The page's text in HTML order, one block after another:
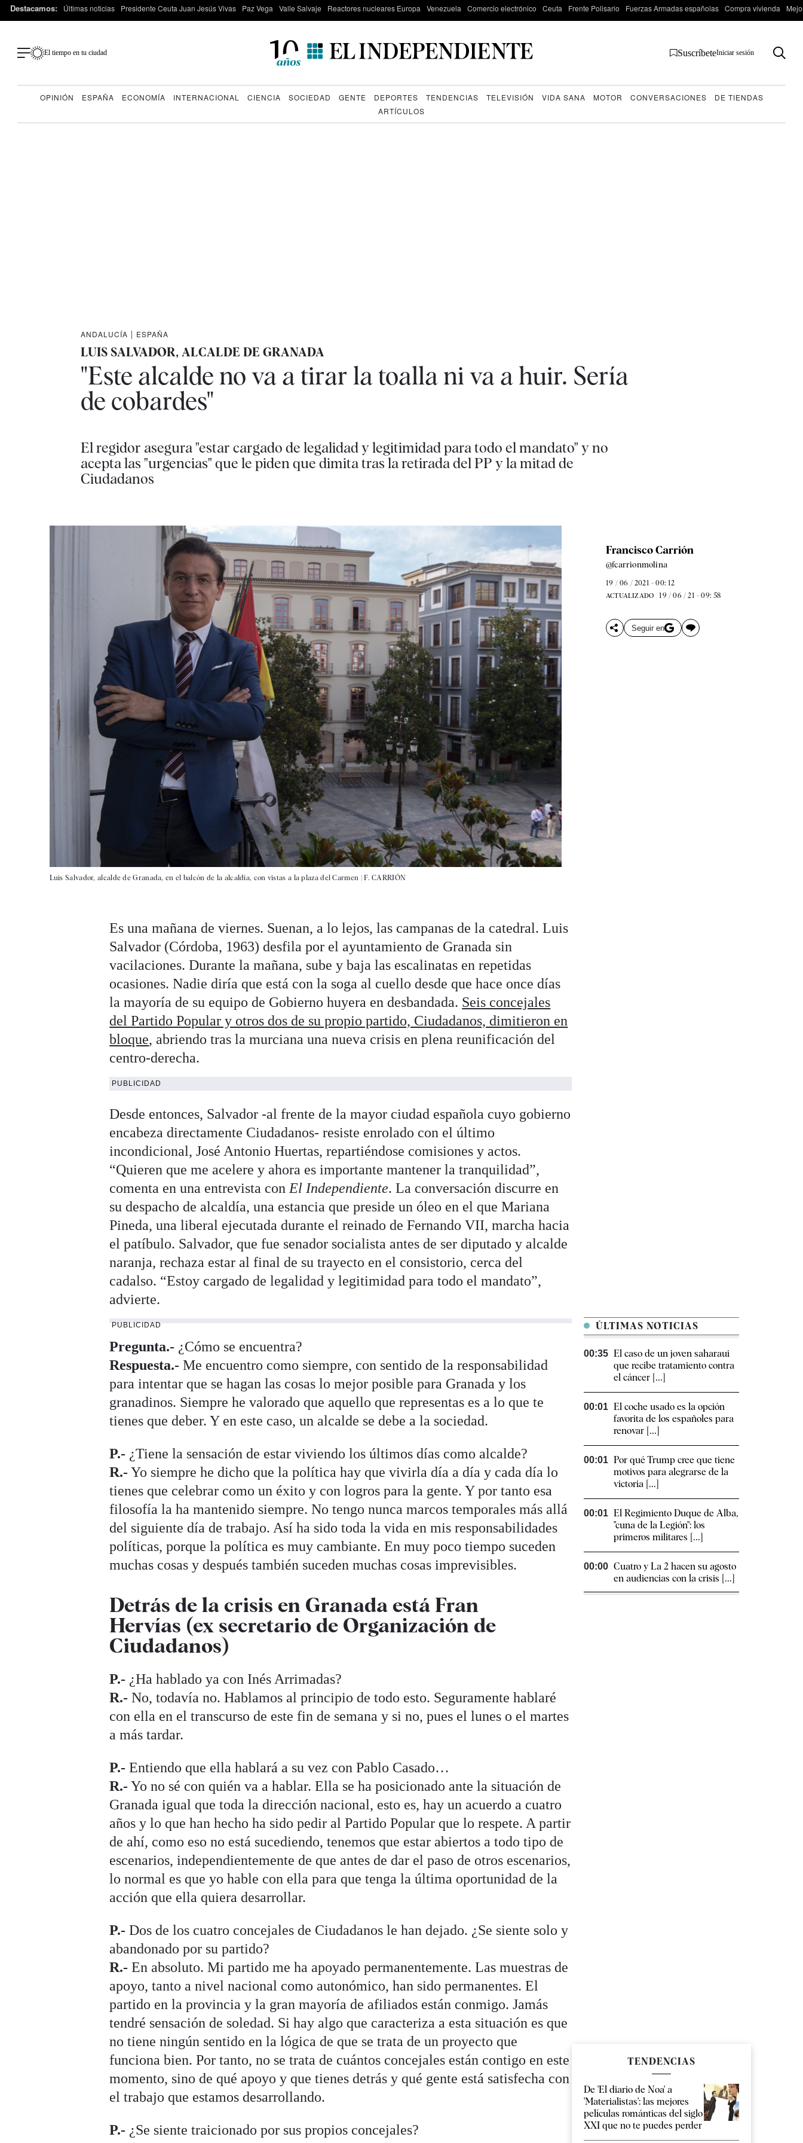
Destacamos: Últimas noticias Presidente Ceuta Juan Jesús Vivas Paz Vega Valle Salvaje Reactores nucleares Europa Venezuela Comercio electrónico Ceuta Frente Polisario Fuerzas Armadas españolas Compra vivienda
El tiempo en tu ciudad SuscríbeteIniciar sesión
OPINIÓN ESPAÑA ECONOMÍA INTERNACIONAL CIENCIA SOCIEDAD GENTE DEPORTES TENDENCIAS TELEVISIÓN VIDA SANA MOTOR CONVERSACIONES
DE TIENDAS
ARTÍCULOS
ANDALUCÍA | ESPAÑA
LUIS SALVADOR, ALCALDE DE GRANADA
"Este alcalde no va a tirar la toalla ni va a huir. Sería
de cobardes"
El regidor asegura "estar cargado de legalidad y legitimidad para todo el mandato" y no
acepta las "urgencias" que le piden que dimita tras la retirada del PP y la mitad de
Ciudadanos
Luis Salvador, alcalde de Granada, en el balcón de la alcaldía, con vistas a la plaza del Carmen |F. CARRIÓN
Francisco Carrión
@fcarrionmolina
19 / 06 / 2021 - 00: 12
ACTUALIZADO 19 / 06 / 21 - 09: 58
Seguir en
Es una mañana de viernes. Suenan, a lo lejos, las campanas de la catedral. Luis
Salvador (Córdoba, 1963) desfila por el ayuntamiento de Granada sin
vacilaciones. Durante la mañana, sube y baja las escalinatas en repetidas
ocasiones. Nadie diría que está con la soga al cuello desde que hace once días
la mayoría de su equipo de Gobierno huyera en desbandada. Seis concejales
del Partido Popular y otros dos de su propio partido, Ciudadanos, dimitieron en
bloque, abriendo tras la murciana una nueva crisis en plena reunificación del
centro-derecha.
PUBLICIDAD
Desde entonces, Salvador -al frente de la mayor ciudad española cuyo gobierno
encabeza directamente Ciudadanos- resiste enrolado con el último
incondicional, José Antonio Huertas, repartiéndose comisiones y actos.
“Quieren que me acelere y ahora es importante mantener la tranquilidad”,
comenta en una entrevista conEl Independiente. La conversación discurre en
su despacho de alcaldía, una estancia que preside un óleo en el que Mariana
Pineda, una liberal ejecutada durante el reinado de Fernando VII, marcha hacia
el patíbulo. Salvador, que fue senador socialista antes de ser diputado y alcalde
naranja, rechaza estar al final de su trayecto en el consistorio, cerca del
cadalso. “Estoy cargado de legalidad y legitimidad para todo el mandato”,
advierte.
PUBLICIDAD
Pregunta.- ¿Cómo se encuentra?
Respuesta.- Me encuentro como siempre, con sentido de la responsabilidad
para intentar que se hagan las cosas lo mejor posible para Granada y los
granadinos. Siempre he valorado que aquello que representas es a lo que te
tienes que deber. Y en este caso, un alcalde se debe a la sociedad.
P.- ¿Tiene la sensación de estar viviendo los últimos días como alcalde?
R.-Yo siempre he dicho que la política hay que vivirla día a día y cada día lo
tienes que celebrar como un éxito y con logros para la gente. Y por tanto esa
filosofía la ha mantenido siempre. No tengo nunca marcos temporales más allá
del siguiente día de trabajo. Así ha sido toda la vida en mis responsabilidades
políticas, porque la política es muy cambiante. En muy poco tiempo suceden
muchas cosas y después también suceden muchas cosas imprevisibles.
Detrás de la crisis en Granada está Fran
Hervías (ex secretario de Organización de
Ciudadanos)
P.- ¿Ha hablado ya con Inés Arrimadas?
R.- No, todavía no. Hablamos al principio de todo esto. Seguramente hablaré
con ella en el transcurso de este fin de semana y si no, pues el lunes o el martes
a más tardar.
P.- Entiendo que ella hablará a su vez con Pablo Casado…
R.-Yo no sé con quién va a hablar. Ella se ha posicionado ante la situación de
Granada igual que toda la dirección nacional, esto es, hay un acuerdo a cuatro
años y lo que han hecho ha sido pedir al Partido Popular que lo respete. A partir
de ahí, como eso no está sucediendo, tenemos que estar abiertos a todo tipo de
escenarios, independientemente de que antes de dar el paso de otros escenarios,
lo normal es que yo hable con ella para que tenga la última oportunidad de la
acción que ella quiera desarrollar.
P.- Dos de los cuatro concejales de Ciudadanos le han dejado. ¿Se siente solo y
abandonado por su partido?
R.- En absoluto. Mi partido me ha apoyado permanentemente. Las muestras de
apoyo, tanto a nivel nacional como autonómico, han sido permanentes. El
partido en la provincia y la gran mayoría de afiliados están conmigo. Jamás
tendré sensación de soledad. Si hay algo que caracteriza a esta situación es que
no tiene ningún sentido en la lógica de que se trata de un proyecto que
funciona bien. Por tanto, no se trata de cuántos concejales están contigo en este
momento, sino de qué apoyo y que tienes detrás y qué gente está satisfecha con
el trabajo que estamos desarrollando.
P.- ¿Se siente traicionado por sus propios concejales?
ÚLTIMAS NOTICIAS
00:35 El caso de un joven saharaui
que recibe tratamiento contra
el cáncer [...]
00:01 El coche usado es la opción
favorita de los españoles para
renovar [...]
00:01 Por qué Trump cree que tiene
motivos para alegrarse de la
victoria [...]
00:01 El Regimiento Duque de Alba,
"cuna de la Legión": los
primeros militares [...]
00:00 Cuatro y La 2 hacen su agosto
en audiencias con la crisis [...]
TENDENCIAS
De 'El diario de Noa' a
'Materialistas': las mejores
películas románticas del siglo
XXI que no te puedes perder